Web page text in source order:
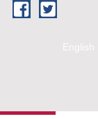
Skip to main content
English